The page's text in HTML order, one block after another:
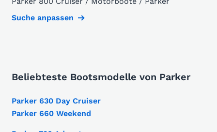
Suche anpassen
Beliebteste Bootsmodelle von Parker
Parker 630 Day Cruiser
Parker 660 Weekend